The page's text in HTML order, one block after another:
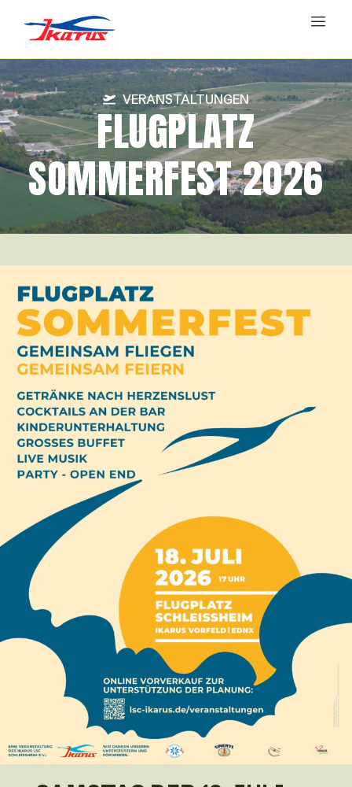
VERANSTALTUNGEN
FLUGPLATZ
SOMMERFEST 2026